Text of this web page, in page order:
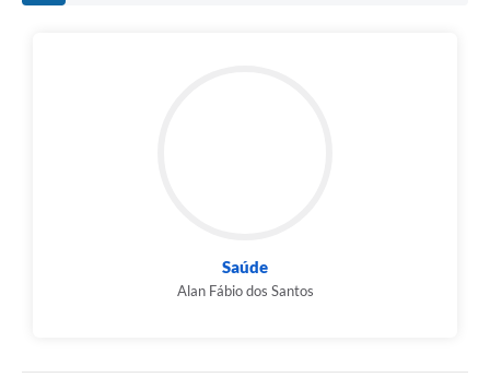
Saúde
Alan Fábio dos Santos